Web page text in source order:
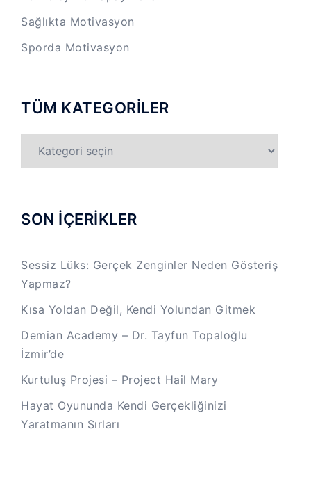
Sağlıkta Motivasyon
Sporda Motivasyon
TÜM KATEGORİLER
KATEGORİLER
SON İÇERİKLER
Sessiz Lüks: Gerçek Zenginler Neden Gösteriş
Yapmaz?
Kısa Yoldan Değil, Kendi Yolundan Gitmek
Demian Academy – Dr. Tayfun Topaloğlu
İzmir’de
Kurtuluş Projesi – Project Hail Mary
Hayat Oyununda Kendi Gerçekliğinizi
Yaratmanın Sırları